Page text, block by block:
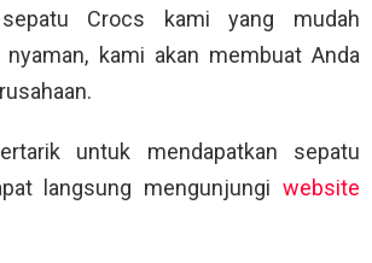
sepatu Crocs kami yang mudah
nyaman, kami akan membuat Anda
untuk mendapatkan sepatu
langsung mengunjungi website